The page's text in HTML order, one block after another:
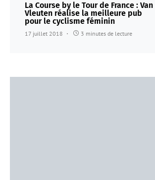
La Course by le Tour de France : Van
Vleuten réalise la meilleure pub
pour le cyclisme féminin
17 juillet 2018 3 minutes de lecture